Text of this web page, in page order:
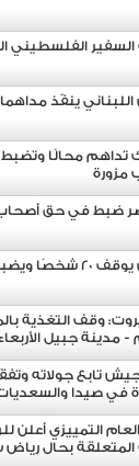
الفلسطيني
ينفّذ
تداهم محالًا
مزورة
الجيش يوقف 20
وقف التغذية
- مدينة جبيل
تابع جولاته
في صيدا
التمييزي أعلن
المتعلقة بحال رياض